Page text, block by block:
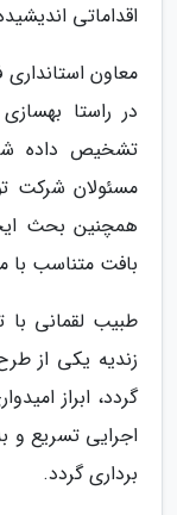
اقداماتی
در راستا
تشخیص داده
مسئولان شرکت
همچنین بحث
بافت متناسب با
طبیب لقمانی با
زندیه یکی از
گردد، ابراز
اجرایی تسریع و
برداری گردد.